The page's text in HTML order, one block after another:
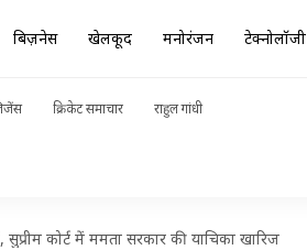
बिज़नेस खेलकूद मनोरंजन टेक्नोलॉजी
क्रिकेट समाचार राहुल गांधी
कोर्ट में ममता सरकार की याचिका खारिज